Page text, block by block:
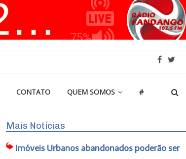
CONTATO QUEM SOMOS #
Mais Notícias
Imóveis Urbanos abandonados poderão ser